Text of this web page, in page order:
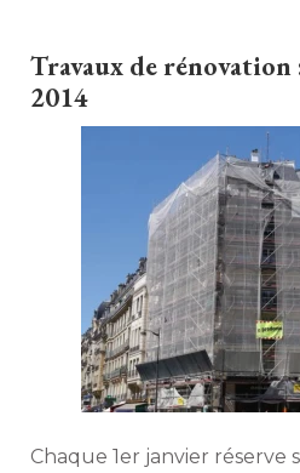
Travaux de rénovation
2014
Chaque 1er janvier réserve